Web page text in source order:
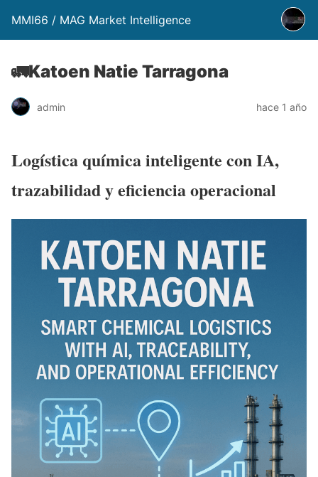
MMI66 / MAG Market Intelligence
🚛Katoen Natie Tarragona
admin hace 1 año
Logística química inteligente con IA,
trazabilidad y eficiencia operacional